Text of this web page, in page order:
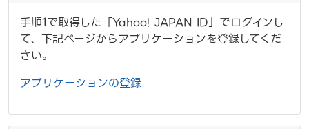
手順1で取得した「Yahoo! JAPAN ID」でログインし
て、下記ページからアプリケーションを登録してくだ
さい。
アプリケーションの登録